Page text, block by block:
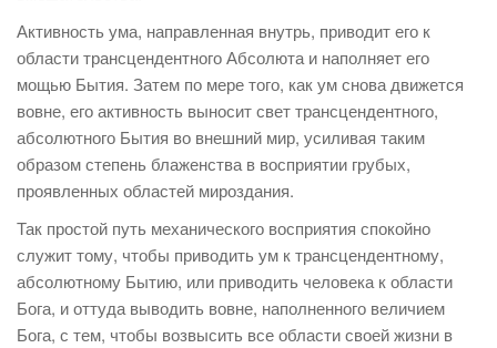
Активность ума, направленная внутрь, приводит его к
области трансцендентного Абсолюта и наполняет его
мощью Бытия. Затем по мере того, как ум снова движется
вовне, его активность выносит свет трансцендентного,
абсолютного Бытия во внешний мир, усиливая таким
образом степень блаженства в восприятии грубых,
проявленных областей мироздания.
Так простой путь механического восприятия спокойно
служит тому, чтобы приводить ум к трансцендентному,
абсолютному Бытию, или приводить человека к области
Бога, и оттуда выводить вовне, наполненного величием
Бога, с тем, чтобы возвысить все области своей жизни в